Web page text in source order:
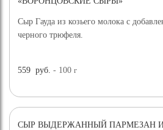
Сыр Гауда из козьего молока с
черного трюфеля.
559 руб. - 100г
СЫР ВЫДЕРЖАННЫЙ ПАРМЕЗАН